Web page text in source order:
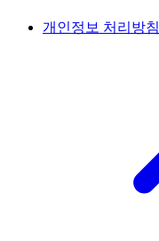
개인정보 처리방침